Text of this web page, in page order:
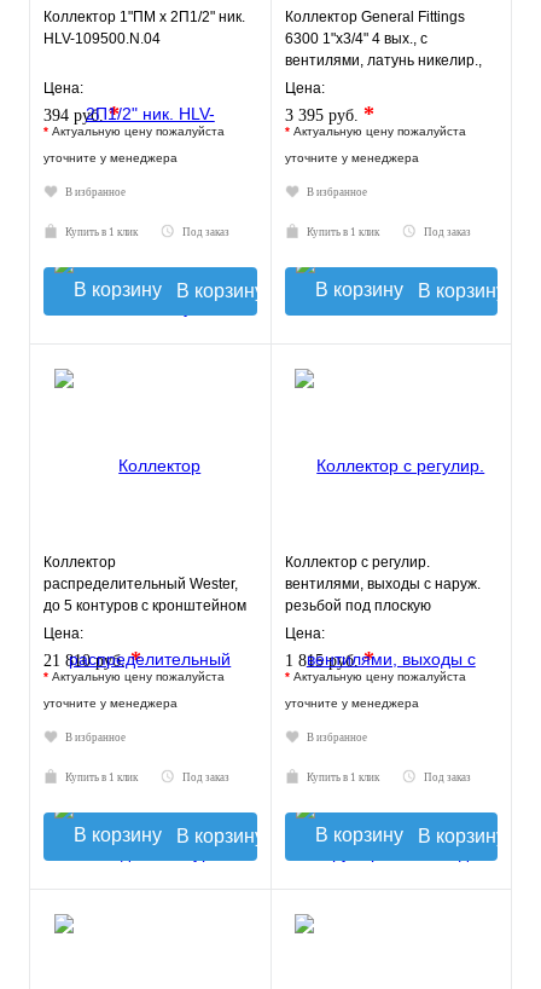
Коллектор 1"ПМ х 2П1/2" ник.
HLV-109500.N.04
Цена:
394 руб.*
* Актуальную цену пожалуйста
уточните у менеджера
В избранное
Купить в 1 клик Под заказ
В корзину
Коллектор General Fittings
6300 1"х3/4" 4 вых., c
вентилями, латунь никелир.,
синий регулятор
Цена:
3 395 руб. *
* Актуальную цену пожалуйста
уточните у менеджера
В избранное
Купить в 1 клик Под заказ
В корзину
Коллектор
распределительный Wester,
до 5 контуров с кронштейном
0-050120
Цена:
21 810 руб.*
* Актуальную цену пожалуйста
уточните у менеджера
В избранное
Купить в 1 клик Под заказ
В корзину
Коллектор с регулир.
вентилями, выходы с наруж.
резьбой под плоскую
прокладку 3 вых.х 3/4"х1/2"
Цена:
1 815 руб.*
* Актуальную цену пожалуйста
уточните у менеджера
В избранное
Купить в 1 клик Под заказ
В корзину